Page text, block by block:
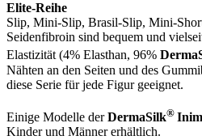
Elite-Reihe
Slip, Mini-Slip, Brasil-Slip, Mini-
Seidenfibroin sind bequem und
Elastizität (4% Elasthan, 96%
Nähten an den Seiten und des
diese Serie für jede Figur geeignet.
Einige Modelle derDermaSilk®
Kinder und Männer erhältlich.